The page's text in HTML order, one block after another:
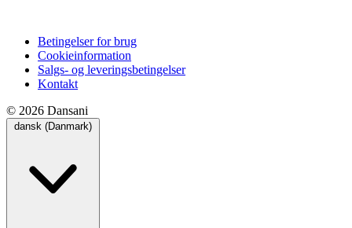
Betingelser for brug
Cookieinformation
Salgs- og leveringsbetingelser
Kontakt
© 2026 Dansani
dansk (Danmark)